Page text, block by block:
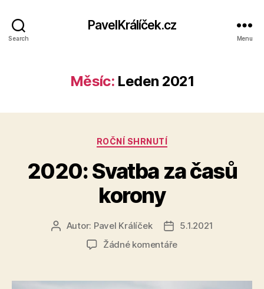
Search
PavelKrálíček.cz
Menu
Měsíc: Leden 2021
Rubriky
ROČNÍ SHRNUTÍ
2020: Svatba za časů
korony
Autor
příspěvku
Autor: Pavel Králíček
Datum
příspěvku
5.1.2021
Žádné komentářeu
názvem